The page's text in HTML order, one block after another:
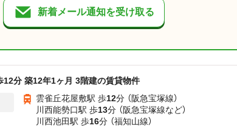
新着メール通知を受け取る
12分 築12年1ヶ月 3階建の賃貸物件
雲雀丘花屋敷駅 歩12分 （阪急宝塚線）
川西能勢口駅 歩13分 （阪急宝塚線など）
川西池田駅 歩16分 （福知山線）